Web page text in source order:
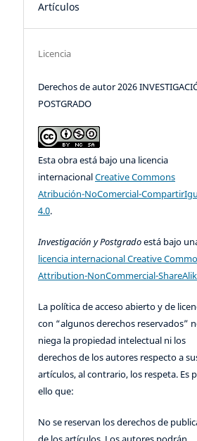
Artículos
Licencia
Derechos de autor 2026
POSTGRADO
Esta obra está bajo una licencia
internacionalCreative Commons
Atribución-NoComercial-
4.0.
Investigación y Postgradoestá bajo
licencia internacional Creative
Attribution-NonCommercial-
La política de acceso abierto y de
con “algunos derechos reservados”
niega la propiedad intelectual ni los
derechos de los autores respecto a
artículos, al contrario, los respeta. Es
ello que:
No se reservan los derechos de